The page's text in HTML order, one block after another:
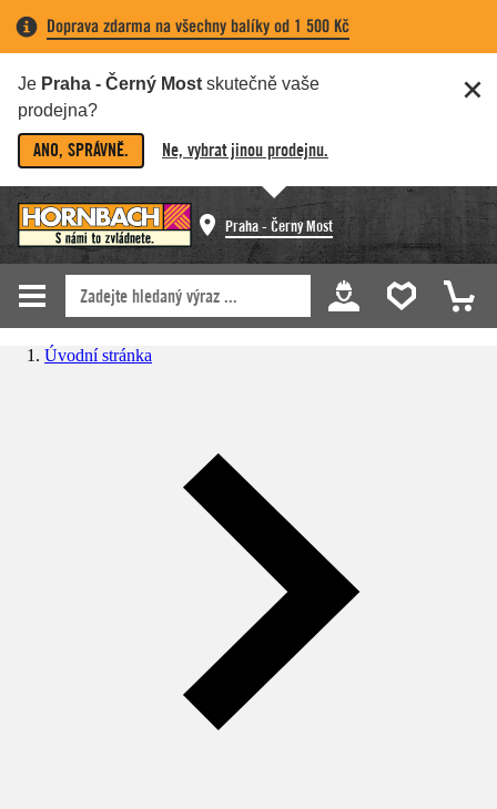
Doprava zdarma na všechny balíky od 1 500 Kč
Je Praha - Černý Most skutečně vaše
prodejna?
ANO, SPRÁVNĚ. Ne, vybrat jinou prodejnu.
Praha - Černý Most
Úvodní stránka